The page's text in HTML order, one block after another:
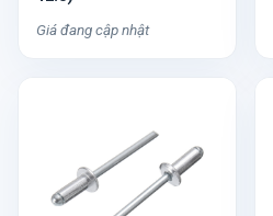
Giá đang cập nhật